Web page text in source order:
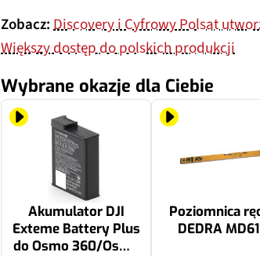
Zobacz:Discovery i Cyfrowy Polsat
Większy dostęp do polskich produkcji
Wybrane okazje dla Ciebie
Akumulator DJI
Exteme Battery Plus
do Osmo 360/Osmo
Poziomnica
DEDRA